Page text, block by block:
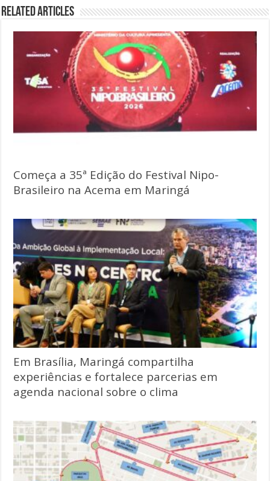
Related Articles
Começa a 35ª Edição do Festival Nipo-
Brasileiro na Acema em Maringá
Em Brasília, Maringá compartilha
experiências e fortalece parcerias em
agenda nacional sobre o clima